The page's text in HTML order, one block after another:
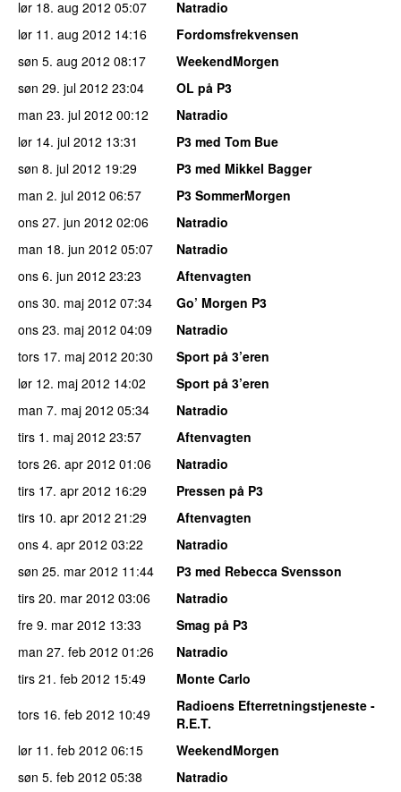
lør 18. aug 2012 05:07
Natradio
lør 11. aug 2012 14:16
Fordomsfrekvensen
søn 5. aug 2012 08:17
WeekendMorgen
søn 29. jul 2012 23:04
OL på P3
man 23. jul 2012 00:12
Natradio
lør 14. jul 2012 13:31
P3 med Tom Bue
søn 8. jul 2012 19:29
P3 med Mikkel Bagger
man 2. jul 2012 06:57
P3 SommerMorgen
ons 27. jun 2012 02:06
Natradio
man 18. jun 2012 05:07
Natradio
ons 6. jun 2012 23:23
Aftenvagten
ons 30. maj 2012 07:34
Go’ Morgen P3
ons 23. maj 2012 04:09
Natradio
tors 17. maj 2012 20:30
Sport på 3’eren
lør 12. maj 2012 14:02
Sport på 3’eren
man 7. maj 2012 05:34
Natradio
tirs 1. maj 2012 23:57
Aftenvagten
tors 26. apr 2012 01:06
Natradio
tirs 17. apr 2012 16:29
Pressen på P3
tirs 10. apr 2012 21:29
Aftenvagten
ons 4. apr 2012 03:22
Natradio
søn 25. mar 2012 11:44
P3 med Rebecca Svensson
tirs 20. mar 2012 03:06
Natradio
fre 9. mar 2012 13:33
Smag på P3
man 27. feb 2012 01:26
Natradio
tirs 21. feb 2012 15:49
Monte Carlo
tors 16. feb 2012 10:49
Radioens Efterretningstjeneste -
R.E.T.
lør 11. feb 2012 06:15
WeekendMorgen
søn 5. feb 2012 05:38
Natradio